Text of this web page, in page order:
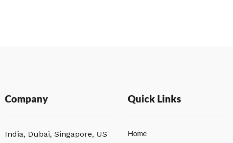
Company
India, Dubai, Singapore, US
Quick Links
Home